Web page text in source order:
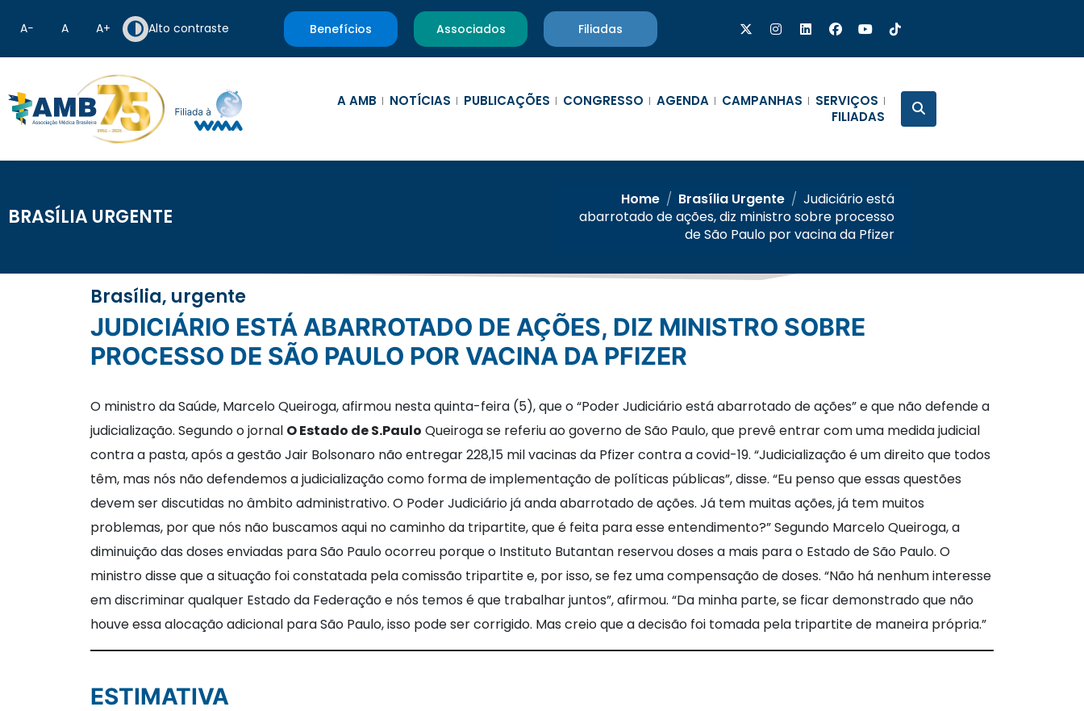
A− A A+ Alto contraste Benefícios Associados Filiadas
A AMB NOTÍCIAS PUBLICAÇÕES CONGRESSO AGENDA CAMPANHAS
SERVIÇOS
FILIADAS
BRASÍLIA URGENTE
Home / Brasília Urgente / Judiciário está
abarrotado de ações, diz ministro sobre processo
de São Paulo por vacina da Pfizer
Brasília, urgente
JUDICIÁRIO ESTÁ ABARROTADO DE AÇÕES, DIZ MINISTRO SOBRE
PROCESSO DE SÃO PAULO POR VACINA DA PFIZER
O ministro da Saúde, Marcelo Queiroga, afirmou nesta quinta-feira (5), que o “Poder Judiciário está abarrotado de ações” e que não defende a
judicialização. Segundo o jornal O Estado de S.Paulo Queiroga se referiu ao governo de São Paulo, que prevê entrar com uma medida judicial
contra a pasta, após a gestão Jair Bolsonaro não entregar 228,15 mil vacinas da Pfizer contra a covid-19. “Judicialização é um direito que todos
têm, mas nós não defendemos a judicialização como forma de implementação de políticas públicas”, disse. “Eu penso que essas questões
devem ser discutidas no âmbito administrativo. O Poder Judiciário já anda abarrotado de ações. Já tem muitas ações, já tem muitos
problemas, por que nós não buscamos aqui no caminho da tripartite, que é feita para esse entendimento?” Segundo Marcelo Queiroga, a
diminuição das doses enviadas para São Paulo ocorreu porque o Instituto Butantan reservou doses a mais para o Estado de São Paulo. O
ministro disse que a situação foi constatada pela comissão tripartite e, por isso, se fez uma compensação de doses. “Não há nenhum interesse
em discriminar qualquer Estado da Federação e nós temos é que trabalhar juntos”, afirmou. “Da minha parte, se ficar demonstrado que não
houve essa alocação adicional para São Paulo, isso pode ser corrigido. Mas creio que a decisão foi tomada pela tripartite de maneira própria.”
ESTIMATIVA